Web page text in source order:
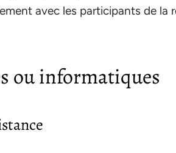
avec les participants de la
ou informatiques